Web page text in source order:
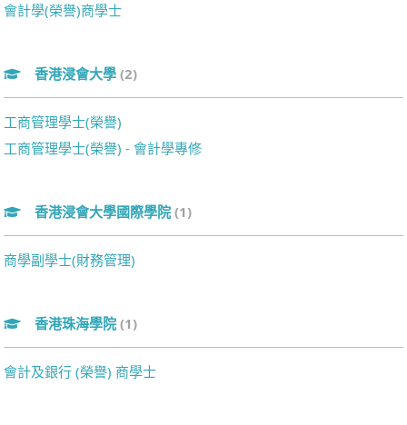
會計學(榮譽)商學士
香港浸會大學 (2)
工商管理學士(榮譽)
工商管理學士(榮譽) - 會計學專修
香港浸會大學國際學院 (1)
商學副學士(財務管理)
香港珠海學院 (1)
會計及銀行 (榮譽) 商學士